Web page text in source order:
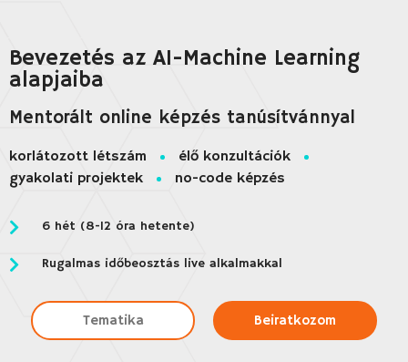
Bevezetés az AI-Machine Learning
alapjaiba
Mentorált online képzés tanúsítvánnyal
korlátozott létszám
élő konzultációk
gyakolati projektek
no-code képzés
6 hét (8-12 óra hetente)
Rugalmas időbeosztás live alkalmakkal
Tematika Beiratkozom